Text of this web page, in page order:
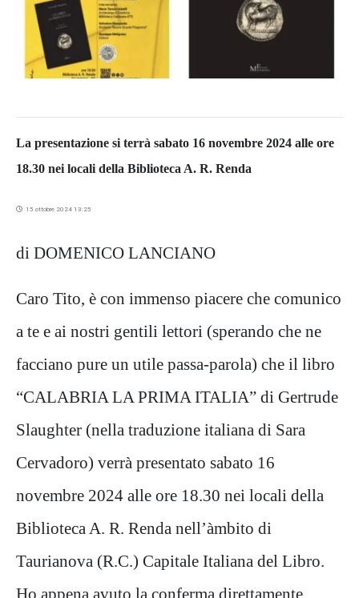
La presentazione si terrà sabato 16 novembre 2024 alle ore
18.30 nei locali della Biblioteca A. R. Renda
15 ottobre 2024 13:25
di DOMENICO LANCIANO
Caro Tito, è con immenso piacere che comunico
a te e ai nostri gentili lettori (sperando che ne
facciano pure un utile passa-parola) che il libro
“CALABRIA LA PRIMA ITALIA” di Gertrude
Slaughter (nella traduzione italiana di Sara
Cervadoro) verrà presentato sabato 16
novembre 2024 alle ore 18.30 nei locali della
Biblioteca A. R. Renda nell’àmbito di
Taurianova (R.C.) Capitale Italiana del Libro.
Ho appena avuto la conferma direttamente